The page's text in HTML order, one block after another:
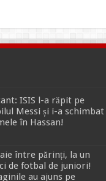
ISIS l-a răpit pe
Messi și i-a schimbat
în Hassan!
între părinți, la un
de fotbal de juniori!
au ajuns pe